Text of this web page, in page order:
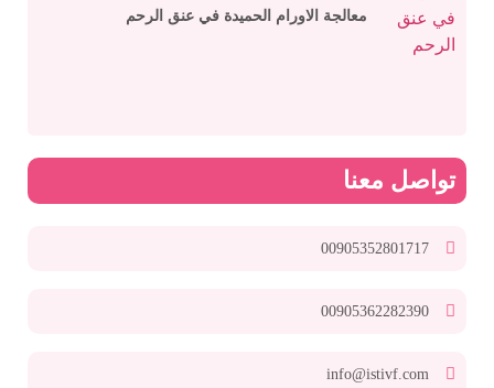
معالجة الاورام الحميدة في عنق الرحم
تواصل معنا
00905352801717
00905362282390
info@istivf.com